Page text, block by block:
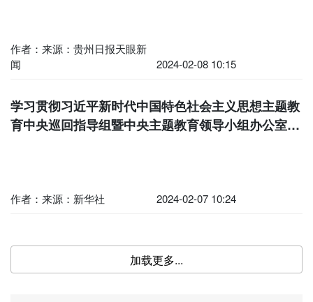
作者：来源：贵州日报天眼新
闻
2024-02-08 10:15
学习贯彻习近平新时代中国特色社会主义思想主题教
育中央巡回指导组暨中央主题教育领导小组办公室工
作者：来源：新华社 2024-02-07 10:24
加载更多...